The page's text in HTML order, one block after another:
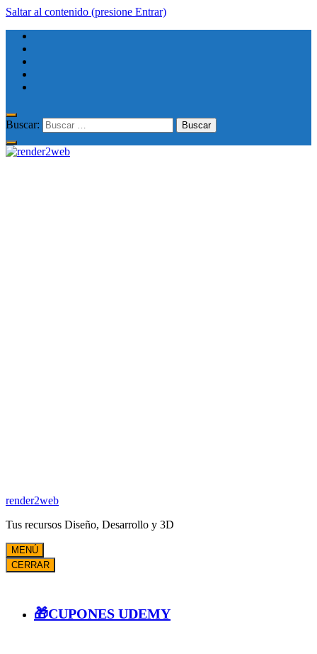
Saltar al contenido (presione Entrar)
Buscar:
render2web
Tus recursos Diseño, Desarrollo y 3D
MENÚ
CERRAR
🎁CUPONES UDEMY